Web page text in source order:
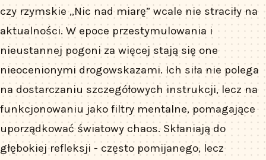
czy rzymskie „Nic nad miarę” wcale nie straciły na
aktualności. W epoce przestymulowania i
nieustannej pogoni za więcej stają się one
nieocenionymi drogowskazami. Ich siła nie polega
na dostarczaniu szczegółowych instrukcji, lecz na
funkcjonowaniu jako filtry mentalne, pomagające
uporządkować światowy chaos. Skłaniają do
głębokiej refleksji - często pomijanego, lecz